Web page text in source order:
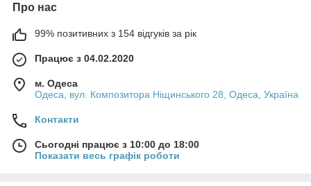
Про нас
99% позитивних з 154 відгуків за рік
Працює з 04.02.2020
м. Одеса
Одеса, вул. Композитора Ніщинського 28, Одеса, Україна
Контакти
Сьогодні працює з 10:00 до 18:00
Показати весь графік роботи